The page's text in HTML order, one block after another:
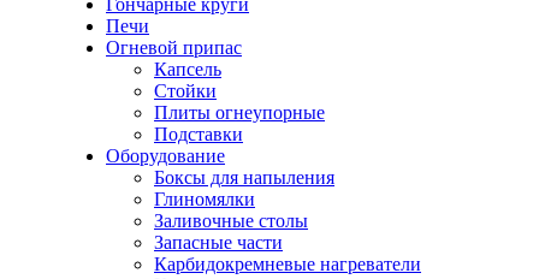
Гончарные круги
Печи
Огневой припас
Капсель
Стойки
Плиты огнеупорные
Подставки
Оборудование
Боксы для напыления
Глиномялки
Заливочные столы
Запасные части
Карбидокремневые нагреватели